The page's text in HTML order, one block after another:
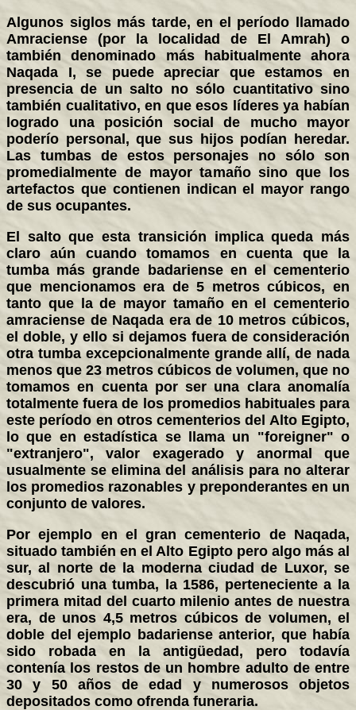
Algunos siglos más tarde, en el período llamado
Amraciense (por la localidad de El Amrah) o
también denominado más habitualmente ahora
Naqada I, se puede apreciar que estamos en
presencia de un salto no sólo cuantitativo sino
también cualitativo, en que esos líderes ya habían
logrado una posición social de mucho mayor
poderío personal, que sus hijos podían heredar.
Las tumbas de estos personajes no sólo son
promedialmente de mayor tamaño sino que los
artefactos que contienen indican el mayor rango
de sus ocupantes.
El salto que esta transición implica queda más
claro aún cuando tomamos en cuenta que la
tumba más grande badariense en el cementerio
que mencionamos era de 5 metros cúbicos, en
tanto que la de mayor tamaño en el cementerio
amraciense de Naqada era de 10 metros cúbicos,
el doble, y ello si dejamos fuera de consideración
otra tumba excepcionalmente grande allí, de nada
menos que 23 metros cúbicos de volumen, que no
tomamos en cuenta por ser una clara anomalía
totalmente fuera de los promedios habituales para
este período en otros cementerios del Alto Egipto,
lo que en estadística se llama un "foreigner" o
"extranjero", valor exagerado y anormal que
usualmente se elimina del análisis para no alterar
los promedios razonables y preponderantes en un
conjunto de valores.
Por ejemplo en el gran cementerio de Naqada,
situado también en el Alto Egipto pero algo más al
sur, al norte de la moderna ciudad de Luxor, se
descubrió una tumba, la 1586, perteneciente a la
primera mitad del cuarto milenio antes de nuestra
era, de unos 4,5 metros cúbicos de volumen, el
doble del ejemplo badariense anterior, que había
sido robada en la antigüedad, pero todavía
contenía los restos de un hombre adulto de entre
30 y 50 años de edad y numerosos objetos
depositados como ofrenda funeraria.